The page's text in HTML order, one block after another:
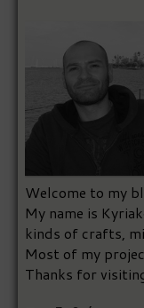
Welcome to my
My name is
kinds of crafts,
Most of my
Thanks for